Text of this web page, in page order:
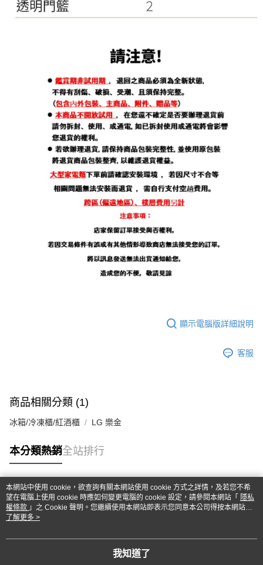
顯示電腦版詳細說明
客服
商品相關分類 (1)
冰箱/冷凍櫃/紅酒櫃 LG 樂金
本分類熱銷全站排行
熱門標籤
本網站中使用 cookie，欲查詢有關本網站使用 cookie 方式之詳情，及若您不希
望在電腦上使用 cookie 時應如何變更電腦的 cookie 設定，請參閱本網站「 隱私
權條款 」之 Cookie 聲明。您繼續使用本網站即表示您同意本公司得按本網站使
用條款之 Cookie 聲明使用 cookie。
了解更多 >
我知道了